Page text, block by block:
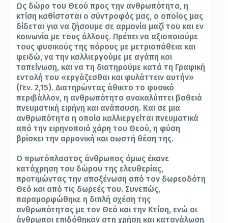
Ως δώρο του Θεού προς την ανθρωπότητα, η
κτίση καθίσταται ο σύντροφός μας, ο οποίος μας
δίδεται για να ζήσουμε σε αρμονία μαζί του και εν
κοινωνία με τους άλλους. Πρέπει να αξιοποιούμε
τους φυσικούς της πόρους με μετριοπάθεια και
φειδώ, να την καλλιεργούμε με αγάπη και
ταπείνωση, και να τη διατηρούμε κατά τη Γραφική
εντολή του «εργάζεσθαι και φυλάττειν αυτήν»
(Γεν. 2,15). Διατηρώντας άθικτο το φυσικό
περιβάλλον, η ανθρωπότητα ανακαλύπτει βαθειά
πνευματική ειρήνη και ανάπαυση. Και σε μια
ανθρωπότητα η οποία καλλιεργείται πνευματικά
από την ειρηνοποιό χάρη του Θεού, η φύση
βρίσκει την αρμονική και σωστή θέση της.
Ο πρωτόπλαστος άνθρωπος όμως έκανε
κατάχρηση του δώρου της ελευθερίας,
προτιμώντας την αποξένωση από τον δωρεοδότη
Θεό και από τις δωρεές του. Συνεπώς,
παραμορφώθηκε η διπλή σχέση της
ανθρωπότητας με τον Θεό και την Κτίση, ενώ οι
άνθρωποι επιδόθηκαν στη χρήση και κατανάλωση